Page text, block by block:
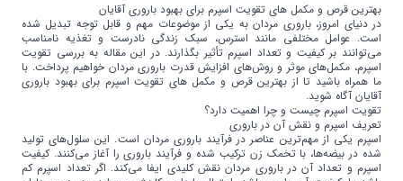
بهترین قرص و مکمل های تقویت اسپرم برای بهبود باروری آقایان
در دنیای امروز، باروری مردان به یکی از موضوعات مهم و قابل توجه تبدیل شده
است. عوامل مختلفی مانند استرس، سبک زندگی نادرست و تغذیه نامناسب
می‌توانند بر کیفیت و تعداد اسپرم تأثیر بگذارند. در این مقاله به بررسی تقویت
اسپرم، مکمل‌های موثر و روش‌های افزایش قدرت باروری مردان خواهیم پرداخت. با
ما همراه باشید تا از بهترین قرص و مکمل های تقویت اسپرم برای بهبود باروری
آقایان آگاه شوید.
تقویت اسپرم چیست و چرا اهمیت دارد؟
تعریف اسپرم و نقش آن در باروری
اسپرم یکی از مهم‌ترین عناصر در فرآیند باروری مردان است. این سلول‌های تولید
شده در بیضه‌ها، با تخمک زن ترکیب شده و فرآیند باروری را آغاز می‌کنند. کیفیت
اسپرم و تعداد آن در باروری مردان نقش کلیدی ایفا می‌کند. اگر تعداد اسپرم کم